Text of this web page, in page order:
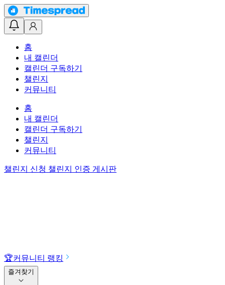
홈
내 캘린더
캘린더 구독하기
챌린지
커뮤니티
홈
내 캘린더
캘린더 구독하기
챌린지
커뮤니티
챌린지 신청 챌린지 인증 게시판
🏆커뮤니티 랭킹
즐겨찾기